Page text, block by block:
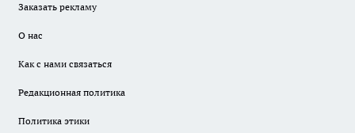
Заказать рекламу
О нас
Как с нами связаться
Редакционная политика
Политика этики